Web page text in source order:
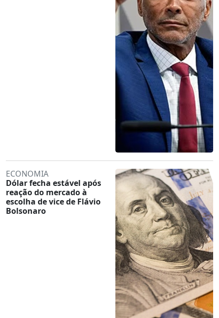
ECONOMIA
Dólar fecha estável após
reação do mercado à
escolha de vice de Flávio
Bolsonaro